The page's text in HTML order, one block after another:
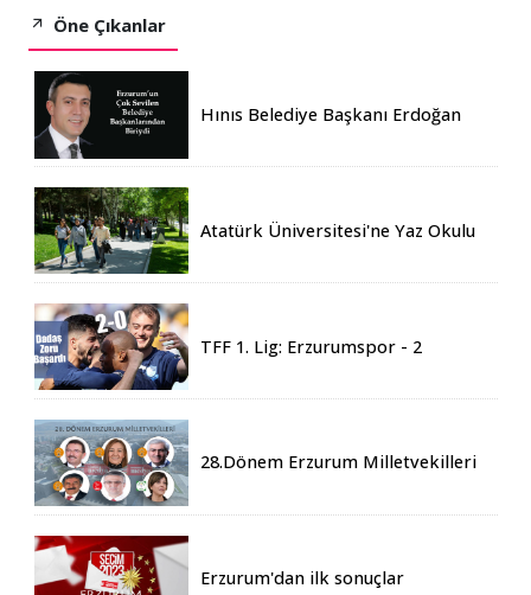
Öne Çıkanlar
Hınıs Belediye Başkanı Erdoğan
Atatürk Üniversitesi'ne Yaz Okulu
TFF 1. Lig: Erzurumspor - 2
28.Dönem Erzurum Milletvekilleri
Erzurum'dan ilk sonuçlar